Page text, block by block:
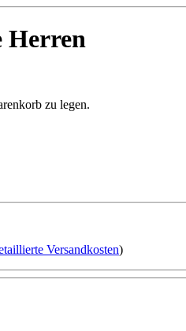
Herren
zu legen.
Versandkosten)